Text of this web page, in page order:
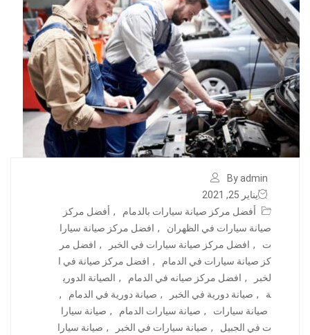
By admin
يناير 25, 2021
أفضل مركز صيانة سيارات بالدمام
, أفضل مركز
صيانة سيارات في الظهران
, افضل مركز صيانة سيارا
ت
, افضل مركز صيانة سيارات في الخبر , افضل مر
كز صيانة سيارات في الدمام
, افضل مركز صيانة في ا
لخبر
, افضل مركز صيانه في الدمام , الصيانة الدوري
ة
, صيانة دورية في الخبر , صيانة دورية في الدمام
,
صيانة سيارات
, صيانة سيارات الدمام , صيانة سيارا
ت في الجبيل
, صيانة سيارات في الخبر , صيانة سيارا